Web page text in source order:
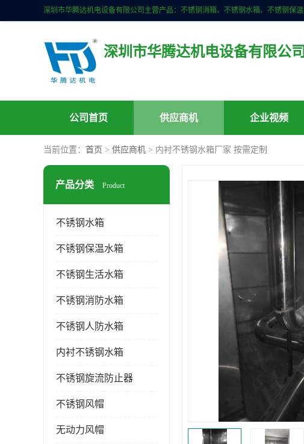
深圳市华腾达机电设备有限公司
公司首页 供应商机 企业视频
当前位置： 首页 > 供应商机 > 内衬不锈钢水箱厂家 按需定制
产品分类 Product
不锈钢水箱
不锈钢保温水箱
不锈钢生活水箱
不锈钢消防水箱
不锈钢人防水箱
内衬不锈钢水箱
不锈钢旋流防止器
不锈钢风帽
无动力风帽